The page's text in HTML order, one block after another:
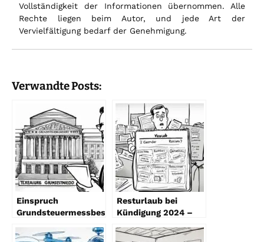
Vollständigkeit der Informationen übernommen. Alle
Rechte liegen beim Autor, und jede Art der
Vervielfältigung bedarf der Genehmigung.
Verwandte Posts:
Einspruch
Grundsteuermessbescheid
Resturlaub bei
Kündigung 2024 –